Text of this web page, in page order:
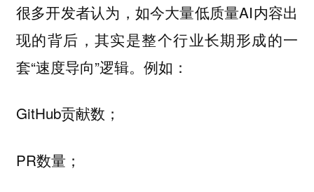
很多开发者认为，如今大量低质量AI内容出
现的背后，其实是整个行业长期形成的一
套“速度导向”逻辑。例如：
GitHub贡献数；
PR数量；